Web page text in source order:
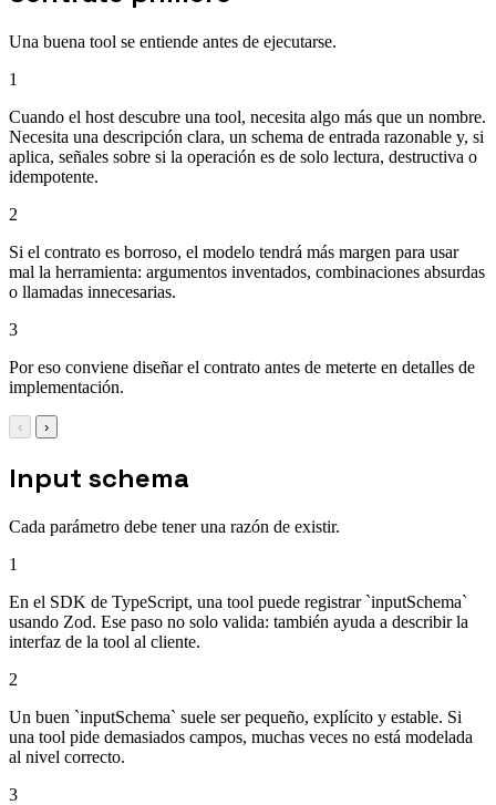
Una buena tool se entiende antes de ejecutarse.
1
Cuando el host descubre una tool, necesita algo más que un nombre.
Necesita una descripción clara, un schema de entrada razonable y, si
aplica, señales sobre si la operación es de solo lectura, destructiva o
idempotente.
2
Si el contrato es borroso, el modelo tendrá más margen para usar
mal la herramienta: argumentos inventados, combinaciones absurdas
o llamadas innecesarias.
3
Por eso conviene diseñar el contrato antes de meterte en detalles de
implementación.
‹ ›
Input schema
Cada parámetro debe tener una razón de existir.
1
En el SDK de TypeScript, una tool puede registrar `inputSchema`
usando Zod. Ese paso no solo valida: también ayuda a describir la
interfaz de la tool al cliente.
2
Un buen `inputSchema` suele ser pequeño, explícito y estable. Si
una tool pide demasiados campos, muchas veces no está modelada
al nivel correcto.
3